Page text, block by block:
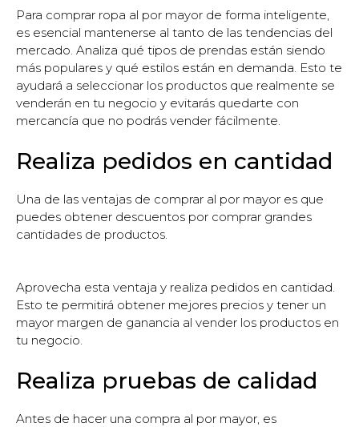
Para comprar ropa al por mayor de forma inteligente,
es esencial mantenerse al tanto de las tendencias del
mercado. Analiza qué tipos de prendas están siendo
más populares y qué estilos están en demanda. Esto te
ayudará a seleccionar los productos que realmente se
venderán en tu negocio y evitarás quedarte con
mercancía que no podrás vender fácilmente.
Realiza pedidos en cantidad
Una de las ventajas de comprar al por mayor es que
puedes obtener descuentos por comprar grandes
cantidades de productos.
Aprovecha esta ventaja y realiza pedidos en cantidad.
Esto te permitirá obtener mejores precios y tener un
mayor margen de ganancia al vender los productos en
tu negocio.
Realiza pruebas de calidad
Antes de hacer una compra al por mayor, es